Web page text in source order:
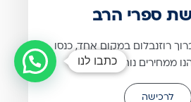
ספרי הרב
רוזנבלום במקום אחד, כנסו
ממחירים נוחים
לרכישה
כתבו לנו